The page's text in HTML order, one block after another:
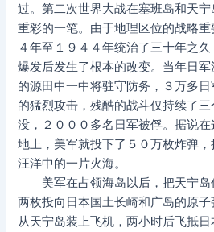
过。第二次世界大战在塞班岛和天
重彩的一笔。由于地理区位的战略
４年至１９４４年统治了三十年之
爆发后发生了根本的改变。当年日
的源田中一中将驻守防务，３万多
的猛烈攻击，残酷的战斗仅持续了
没，２０００多名日军被俘。据说
地上，美军就投下了５０万枚炸弹
汪洋中的一片火海。
美军在占领海岛以后，把天宁岛
两枚投向日本国土长崎和广岛的原
从天宁岛装上飞机，两小时后飞抵